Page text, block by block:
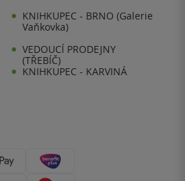
KNIHKUPEC - BRNO (Galerie
Vaňkovka)
VEDOUCÍ PRODEJNY
(TŘEBÍČ)
KNIHKUPEC - KARVINÁ